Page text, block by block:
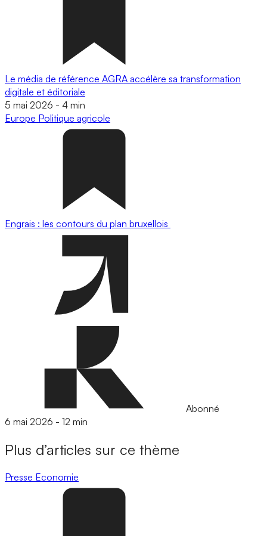
Le média de référence AGRA accélère sa transformation
digitale et éditoriale
5 mai 2026 - 4 min
Europe Politique agricole
Engrais : les contours du plan bruxellois
Abonné
6 mai 2026 - 12 min
Plus d’articles sur ce thème
Presse Economie